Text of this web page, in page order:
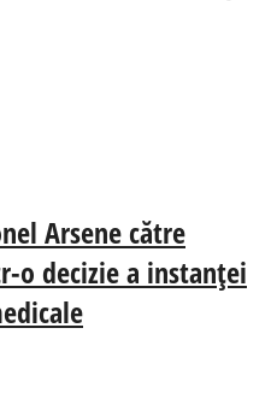
Arsene către
o decizie a instanței